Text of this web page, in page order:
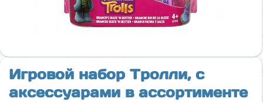
Игровой набор Тролли, с
аксессуарами в ассортименте